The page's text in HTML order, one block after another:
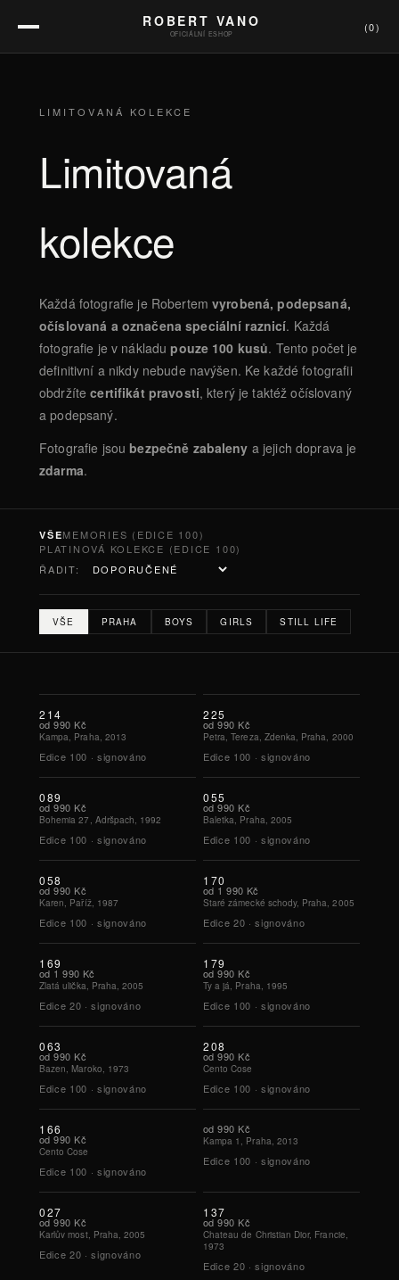
ROBERT VANO
OFICIÁLNÍ ESHOP
(0)
LIMITOVANÁ KOLEKCE
Limitovaná
kolekce
Každá fotografie je Robertemvyrobená, podepsaná,
očíslovaná a označena speciální raznicí. Každá
fotografie je v nákladupouze 100 kusů. Tento počet je
definitivní a nikdy nebude navýšen. Ke každé fotografii
obdržítecertifikát pravosti, který je taktéž očíslovaný
a podepsaný.
Fotografie jsoubezpečně zabaleny a jejich doprava je
zdarma.
VŠEMEMORIES (EDICE 100)
PLATINOVÁ KOLEKCE (EDICE 100)
ŘADIT:
VŠE PRAHA BOYS GIRLS STILL LIFE
214
od 990 Kč
Kampa, Praha, 2013
Edice 100 · signováno
225
od 990 Kč
Petra, Tereza, Zdenka, Praha, 2000
Edice 100 · signováno
089
od 990 Kč
Bohemia 27, Adršpach, 1992
Edice 100 · signováno
055
od 990 Kč
Baletka, Praha, 2005
Edice 100 · signováno
058
od 990 Kč
Karen, Paříž, 1987
Edice 100 · signováno
170
od 1 990 Kč
Staré zámecké schody, Praha, 2005
Edice 20 ·signováno
169
od 1 990 Kč
Zlatá ulička, Praha, 2005
Edice 20 ·signováno
179
od 990 Kč
Ty a já, Praha, 1995
Edice 100 · signováno
063
od 990 Kč
Bazen, Maroko, 1973
Edice 100 · signováno
208
od 990 Kč
Cento Cose
Edice 100 · signováno
166
od 990 Kč
Cento Cose
Edice 100 · signováno
od 990 Kč
Kampa 1, Praha, 2013
Edice 100 · signováno
027
od 990 Kč
Karlův most, Praha, 2005
Edice 20 ·signováno
137
od 990 Kč
Chateau de Christian Dior, Francie,
1973
Edice 20 ·signováno